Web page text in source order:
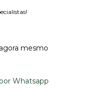
mesmo
Whatsapp